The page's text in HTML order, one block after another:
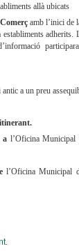
allà ubicats
amb l’inici de
adherits.
a un preu
a l’Oficina Municipal
l’Oficina Municipal
.